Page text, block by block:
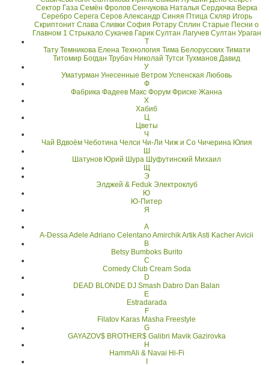
Сектор Газа Семён Фролов Сенчукова Наталья Сердючка Верка
Серебро Серега Серов Александр Синяя Птица Скляр Игорь
Скриптонит Слава Сливки София Ротару Сплин Старые Песни о
Главном 1 Стрыкало Сукачев Гарик Султан Лагучев Султан Ураган
Т
Тату Темникова Елена Технология Тима Белорусских Тимати
Титомир Богдан Трубач Николай Тутси Тухманов Давид
У
Уматурман Унесенные Ветром Успенская Любовь
Ф
Фабрика Фадеев Макс Форум Фриске Жанна
Х
Хабиб
Ц
Цветы
Ч
Чай Вдвоём Чеботина Челси Чи-Ли Чиж и Co Чичерина Юлия
Ш
Шатунов Юрий Шура Шуфутинский Михаил
Щ
Э
Элджей & Feduk Электроклуб
Ю
Ю-Питер
Я
A
A-DessaAdele Adriano CelentanoAmirchikArtik Asti KacherAvicii
B
Betsy Bumboks Burito
C
Comedy Club Cream Soda
D
DEAD BLONDE DJ Smash Dabro Dan Balan
E
Estradarada
F
Filatov Karas Masha Freestyle
G
GAYAZOV$ BROTHER$ Galibri Mavik Gazirovka
H
HammAli & Navai Hi-Fi